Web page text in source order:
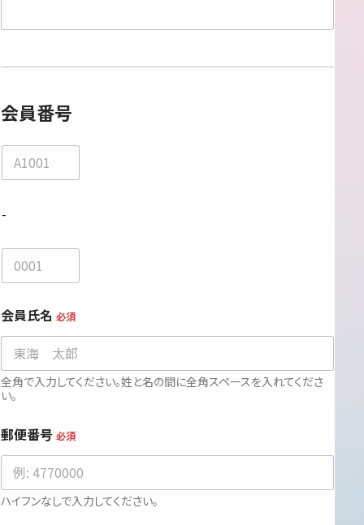
会員番号
会
番
1
須
-
会
番
2
必
会員氏名 必須
全角で入力してください。姓と名の間に全角スペースを入れてくださ
い。
須
郵便番号 必須
ハイフンなしで入力してください。